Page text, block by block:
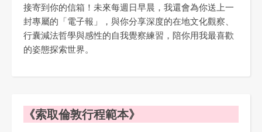
接寄到你的信箱！未來每週日早晨，我還會為你送上一
封專屬的「電子報」，與你分享深度的在地文化觀察、
行囊減法哲學與感性的自我覺察練習，陪你用我最喜歡
的姿態探索世界。
《索取倫敦行程範本》